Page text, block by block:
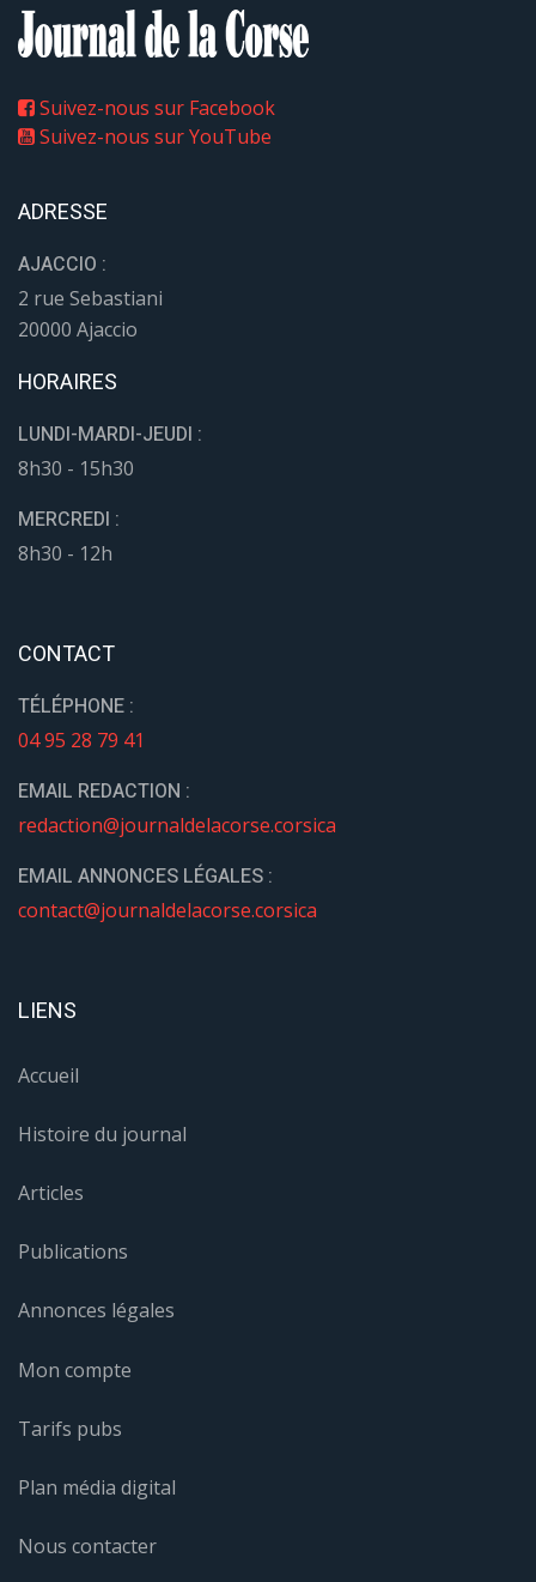
Suivez-nous sur Facebook
Suivez-nous sur YouTube
ADRESSE
AJACCIO :
2 rue Sebastiani
20000 Ajaccio
HORAIRES
LUNDI-MARDI-JEUDI :
8h30 - 15h30
MERCREDI :
8h30 - 12h
CONTACT
TÉLÉPHONE :
04 95 28 79 41
EMAIL REDACTION :
redaction@journaldelacorse.corsica
EMAIL ANNONCES LÉGALES :
contact@journaldelacorse.corsica
LIENS
Accueil
Histoire du journal
Articles
Publications
Annonces légales
Mon compte
Tarifs pubs
Plan média digital
Nous contacter